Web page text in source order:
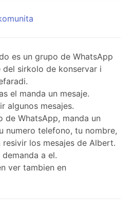
es un grupo de WhatsApp
sirkolo de konservar i
el manda un mesaje.
algunos mesajes.
de WhatsApp, manda un
numero telefono, tu nombre,
los mesajes de Albert.
a el.
ver tambien en